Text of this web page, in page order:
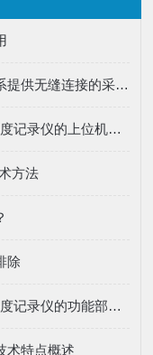
FDA粉末液体采样器为质量管理体系提供无缝连接的采样保障
PB-TH系列本安防爆型EO灭菌温湿度记录仪的上位机软件功能和特点
方法
除
PB-TH系列本安防爆型EO灭菌温湿度记录仪的功能部件及特点
术特点概述